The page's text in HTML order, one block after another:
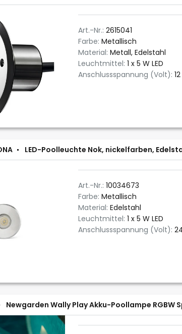
Art.-Nr.: 2615041
Farbe: Metallisch
Material: Metall, Edelstahl
Leuchtmittel: 1 x 5 W LED
Anschlussspannung (Volt): 12
LED-Poolleuchte Nok, nickelfarben,
Art.-Nr.: 10034673
Farbe: Metallisch
Material: Edelstahl
Leuchtmittel: 1 x 5 W LED
Anschlussspannung (Volt):
Newgarden Wally Play Akku-Poollampe RGBW